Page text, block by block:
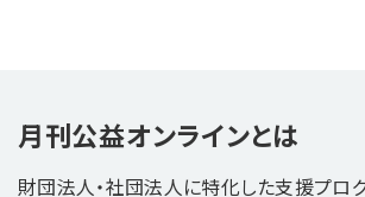
月刊公益オンラインとは
財団法人・社団法人に特化した支援プロ